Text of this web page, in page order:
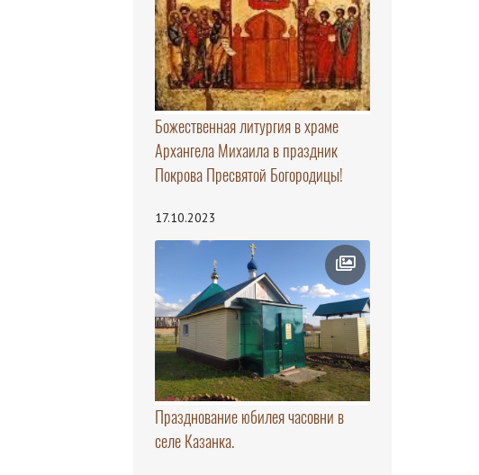
Божественная литургия в храме
Архангела Михаила в праздник
Покрова Пресвятой Богородицы!
17.10.2023
Празднование юбилея часовни в
селе Казанка.